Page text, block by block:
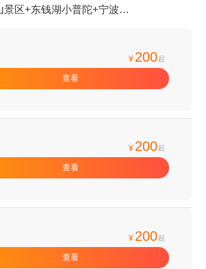
区+东钱湖小普陀+宁波帮
庄+溪口斑竹漂流+石浦捕
岛水世界+四明湖开元山
海湾沙滩+岩头古村奇遇
澜休闲农庄+象山月泉湾温
)+石浦老街+梅山湾沙滩
据地旧址群+慈城古建筑
¥ 200起
查看
¥ 200起
查看
¥ 200起
查看